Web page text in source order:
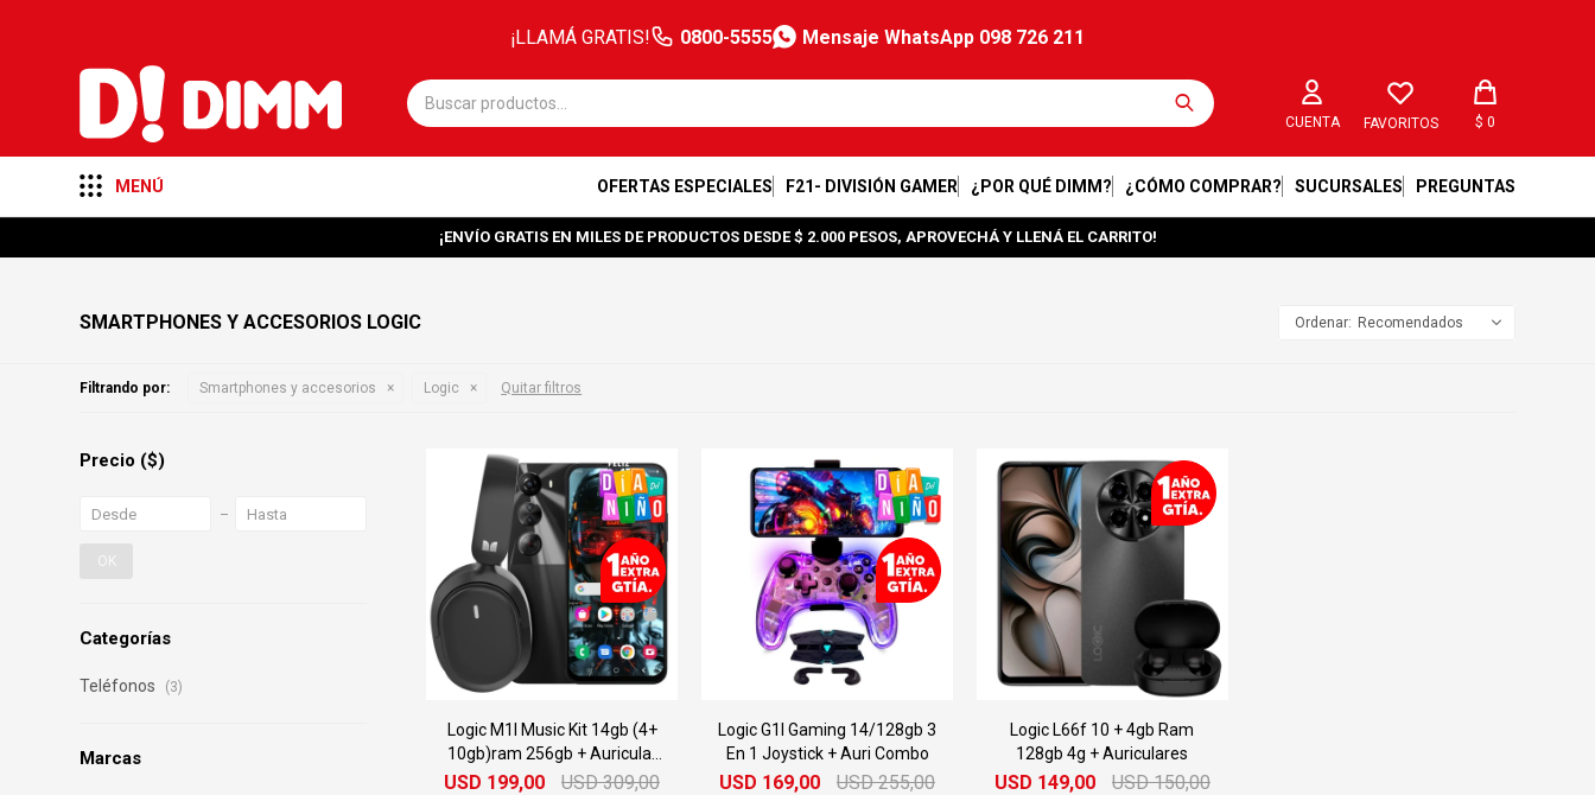
¡LLAMÁ GRATIS! 0800-5555 Mensaje WhatsApp 098 726 211
MENÚ OFERTAS ESPECIALES F21- DIVISIÓN GAMER ¿POR QUÉ DIMM? ¿CÓMO COMPRAR? SUCURSALES PREGUNTAS
FAVORITOS $ 0
¡ENVÍO GRATIS EN MILES DE PRODUCTOS DESDE $ 2.000 PESOS, APROVECHÁ Y LLENÁ EL CARRITO!
SMARTPHONES Y ACCESORIOS LOGIC Recomendados
Filtrando por: Smartphones y accesorios Logic Quitar filtros
Categorías
Teléfonos (3)
Marcas
Precio ($)
OK
Logic M1l Music Kit 14gb (4+
10gb)ram 256gb + Auricular
Monster
USD 199,00 USD 309,00
Logic G1l Gaming 14/128gb 3
En 1 Joystick + Auri Combo
USD 169,00 USD 255,00
Logic L66f 10 + 4gb Ram
128gb 4g + Auriculares
USD 149,00 USD 150,00